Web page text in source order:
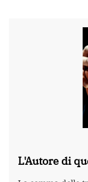
L'Autore di